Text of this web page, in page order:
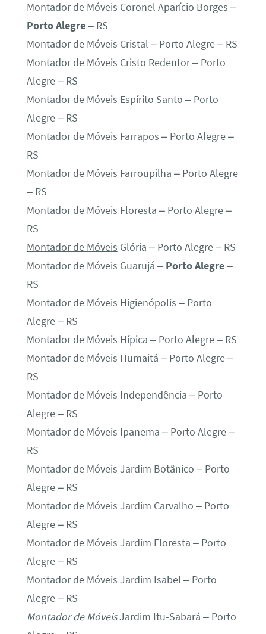
Montador de Móveis Coronel Aparício Borges –
Porto Alegre– RS
Montador de Móveis Cristal – Porto Alegre – RS
Montador de Móveis Cristo Redentor – Porto
Alegre – RS
Montador de Móveis Espírito Santo – Porto
Alegre – RS
Montador de Móveis Farrapos – Porto Alegre –
RS
Montador de Móveis Farroupilha – Porto Alegre
– RS
Montador de Móveis Floresta – Porto Alegre –
RS
Montador de Móveis Glória – Porto Alegre – RS
Montador de Móveis Guarujá – Porto Alegre–
RS
Montador de Móveis Higienópolis – Porto
Alegre – RS
Montador de Móveis Hípica – Porto Alegre – RS
Montador de Móveis Humaitá – Porto Alegre –
RS
Montador de Móveis Independência – Porto
Alegre – RS
Montador de Móveis Ipanema – Porto Alegre –
RS
Montador de Móveis Jardim Botânico – Porto
Alegre – RS
Montador de Móveis Jardim Carvalho – Porto
Alegre – RS
Montador de Móveis Jardim Floresta – Porto
Alegre – RS
Montador de Móveis Jardim Isabel – Porto
Alegre – RS
Montador de MóveisJardim Itu-Sabará – Porto